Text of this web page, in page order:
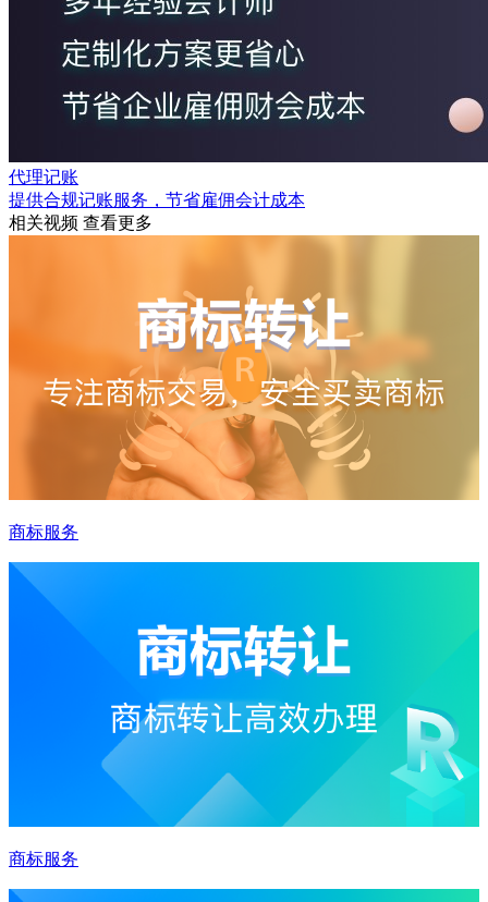
代理记账
提供合规记账服务，节省雇佣会计成本
相关视频 查看更多
商标服务
商标服务